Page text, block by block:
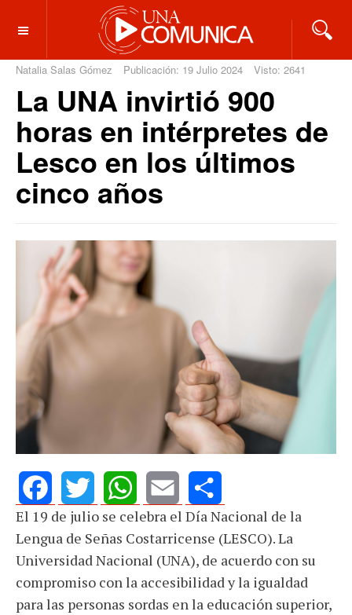
OFF CANVAS
Natalia Salas Gómez Publicación: 19 Julio 2024 Visto: 2641
La UNA invirtió 900
horas en intérpretes de
Lesco en los últimos
cinco años
FacebookTwitterWhatsApp
Email Share
El 19 de julio se celebra el Día Nacional de la
Lengua de Señas Costarricense (LESCO). La
Universidad Nacional (UNA), de acuerdo con su
compromiso con la accesibilidad y la igualdad
para las personas sordas en la educación superior,